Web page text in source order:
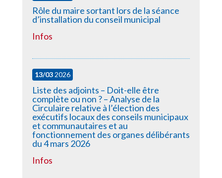
Rôle du maire sortant lors de la séance
d’installation du conseil municipal
Infos
13/032026
Liste des adjoints – Doit-elle être
complète ou non ? – Analyse de la
Circulaire relative à l’élection des
exécutifs locaux des conseils municipaux
et communautaires et au
fonctionnement des organes délibérants
du 4 mars 2026
Infos